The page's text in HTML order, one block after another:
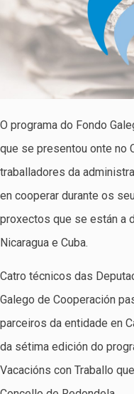
O programa do Fondo
que se presentou onte no
traballadores da
en cooperar durante os
proxectos que se están a
Nicaragua e Cuba.
Catro técnicos das
Galego de Cooperación
parceiros da entidade en
da sétima edición do
Vacacións con Traballo